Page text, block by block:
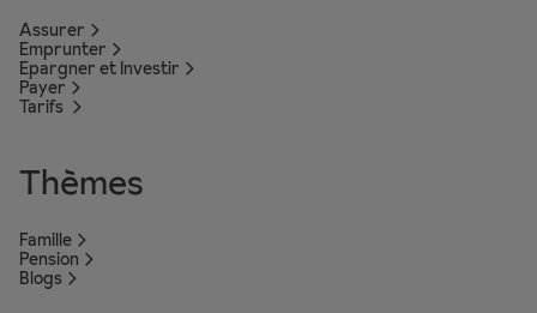
Assurer
Emprunter
Epargner et Investir
Payer
Tarifs
Thèmes
Famille
Pension
Blogs